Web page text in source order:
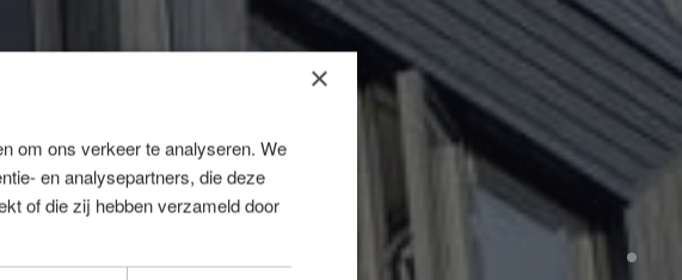
×
om ons verkeer te analyseren. We
en analysepartners, die deze
of die zij hebben verzameld door